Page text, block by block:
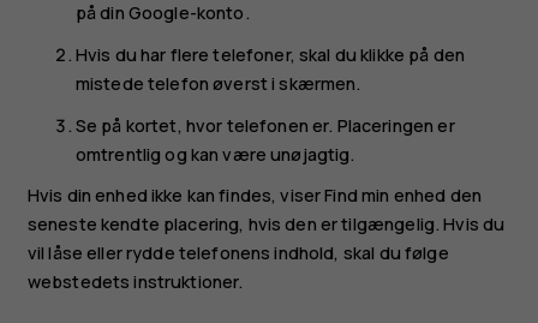
på din Google-konto.
Hvis du har flere telefoner, skal du klikke på den
mistede telefon øverst i skærmen.
Se på kortet, hvor telefonen er. Placeringen er
omtrentlig og kan være unøjagtig.
Hvis din enhed ikke kan findes, viser Find min enhed den
seneste kendte placering, hvis den er tilgængelig. Hvis du
vil låse eller rydde telefonens indhold, skal du følge
webstedets instruktioner.